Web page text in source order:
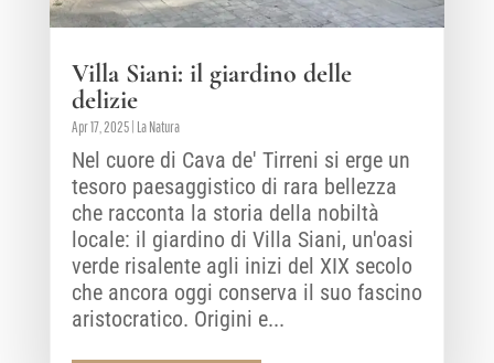
Villa Siani: il giardino delle
delizie
Apr 17, 2025| La Natura
Nel cuore di Cava de' Tirreni si erge un
tesoro paesaggistico di rara bellezza
che racconta la storia della nobiltà
locale: il giardino di Villa Siani, un'oasi
verde risalente agli inizi del XIX secolo
che ancora oggi conserva il suo fascino
aristocratico. Origini e...